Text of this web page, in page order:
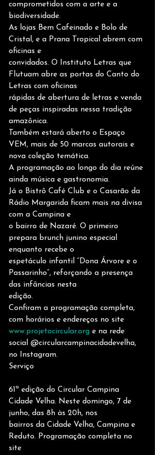
comprometidos com a arte e a
biodiversidade.
As lojas Bem Cafeinado e Bolo de
Cristal, e a Prana Tropical abrem com
oficinas e
convidados. O Instituto Letras que
Flutuam abre as portas do Canto do
Letras com oficinas
rápidas de abertura de letras e venda
de peças inspiradas nessa tradição
amazônica.
Também estará aberto o Espaço
VEM, mais de 50 marcas autorais e
nova coleção temática.
A programação ao longo do dia reúne
ainda música e gastronomia.
Já o Bistrô Café Club e o Casarão da
Rádio Margarida ficam mais na divisa
com a Campina e
o bairro de Nazaré. O primeiro
prepara brunch junino especial
enquanto recebe o
espetáculo infantil “Dona Árvore e o
Passarinho”, reforçando a presença
das infâncias nesta
edição.
Confiram a programação completa,
com horários e endereços no site
www.projetocircular.org e na rede
social @circularcampinacidadevelha,
no Instagram.
Serviço
61ª edição do Circular Campina
Cidade Velha. Neste domingo, 7 de
junho, das 8h às 20h, nos
bairros da Cidade Velha, Campina e
Reduto. Programação completa no
site